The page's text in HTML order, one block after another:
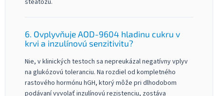
6. Ovplyvňuje AOD-9604 hladinu cukru v
krvi a inzulínovú senzitivitu?
Nie, v klinických testoch sa nepreukázal negatívny vplyv
na glukózovú toleranciu. Na rozdiel od kompletného
rastového hormónu hGH, ktorý môže pri dlhodobom
podávaní vyvolať inzulínovú rezistenciu, zostáva